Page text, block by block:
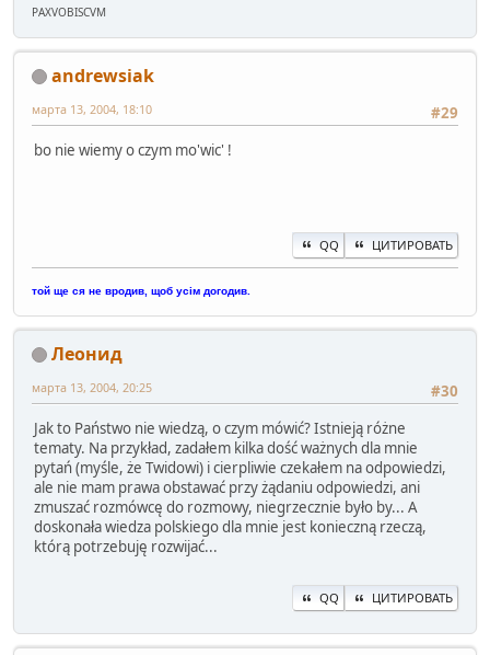
PAXVOBISCVM
andrewsiak
#29
марта 13, 2004, 18:10
bo nie wiemy o czym mo'wic' !
QQ ЦИТИРОВАТЬ
той ще ся не вродив, щоб усім догодив.
Леонид
#30
марта 13, 2004, 20:25
Jak to Państwo nie wiedzą, o czym mówić? Istnieją różne
tematy. Na przykład, zadałem kilka dość ważnych dla mnie
pytań (myśle, że Twidowi) i cierpliwie czekałem na odpowiedzi,
ale nie mam prawa obstawać przy żądaniu odpowiedzi, ani
zmuszać rozmówcę do rozmowy, niegrzecznie było by... A
doskonała wiedza polskiego dla mnie jest konieczną rzeczą,
którą potrzebuję rozwijać...
QQ ЦИТИРОВАТЬ